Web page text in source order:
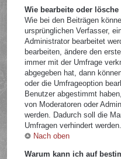
Wie bearbeite oder
Wie bei den Beiträgen
ursprünglichen Verfasser,
Administrator bearbeitet
bearbeiten, ändere den
immer mit der Umfrage
abgegeben hat, dann
oder die Umfrageoption
Benutzer abgestimmt
von Moderatoren oder
werden. Dadurch soll die
Umfragen verhindert werden.
Nach oben
Warum kann ich auf